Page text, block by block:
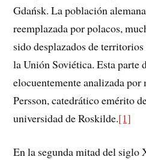
Gdańsk. La población
reemplazada por polacos,
sido desplazados de
la Unión Soviética. Esta parte
elocuentemente analizada
Persson, catedrático emérito
universidad de Roskilde.[1]
En la segunda mitad del siglo